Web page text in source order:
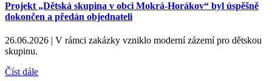
Projekt „Dětská skupina v obci Mokrá-Horákov“ byl úspěšně
dokončen a předán objednateli
26.06.2026 | V rámci zakázky vzniklo moderní zázemí pro dětskou
skupinu.
Číst dále